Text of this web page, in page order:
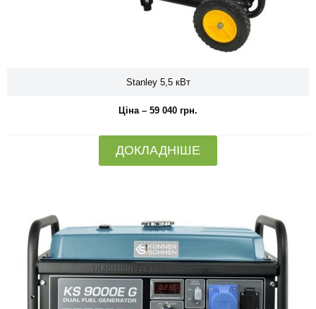
Stanley 5,5 кВт
Ціна – 59 040 грн.
ДОКЛАДНІШЕ